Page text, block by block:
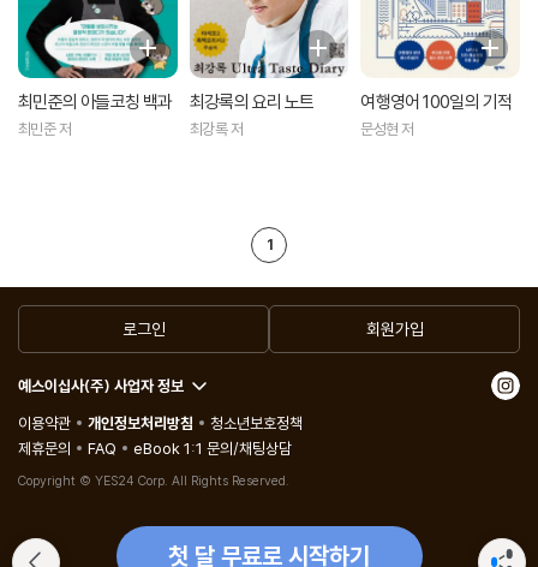
최민준의 아들코칭 백과
최민준 저
최강록의 요리 노트
최강록 저
여행영어 100일의 기적
문성현 저
1
첫 달 무료로 시작하기
로그인 회원가입
예스이십사(주) 사업자 정보
이용약관
개인정보처리방침
청소년보호정책
제휴문의
FAQ eBook 1:1 문의/채팅상담
Copyright © YES24 Corp. All Rights Reserved.